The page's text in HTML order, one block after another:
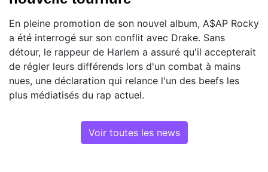
En pleine promotion de son nouvel album, A$AP Rocky
a été interrogé sur son conflit avec Drake. Sans
détour, le rappeur de Harlem a assuré qu'il accepterait
de régler leurs différends lors d'un combat à mains
nues, une déclaration qui relance l'un des beefs les
plus médiatisés du rap actuel.
Voir toutes les news